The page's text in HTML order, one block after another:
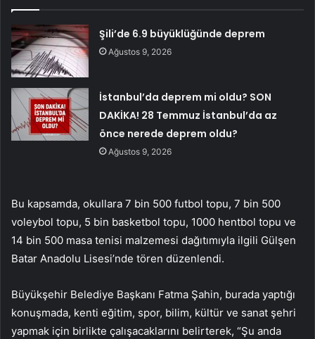
Şili’de 6.9 büyüklüğünde deprem
Ağustos 9, 2026
İstanbul’da deprem mi oldu? SON
DAKİKA! 28 Temmuz İstanbul’da az
önce nerede deprem oldu?
Ağustos 9, 2026
Bu kapsamda, okullara 7 bin 500 futbol topu, 7 bin 500
voleybol topu, 5 bin basketbol topu, 1000 hentbol topu ve
14 bin 500 masa tenisi malzemesi dağıtımıyla ilgili Gülşen
Batar Anadolu Lisesi’nde tören düzenlendi.
Büyükşehir Belediye Başkanı Fatma Şahin, burada yaptığı
konuşmada, kenti eğitim, spor, bilim, kültür ve sanat şehri
yapmak için birlikte çalışacaklarını belirterek, “Şu anda